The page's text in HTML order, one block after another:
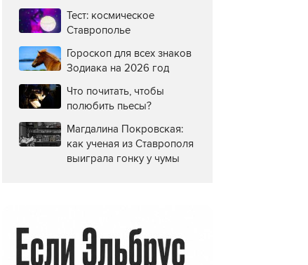
Тест: космическое
Ставрополье
Гороскоп для всех знаков
Зодиака на 2026 год
Что почитать, чтобы
полюбить пьесы?
Магдалина Покровская:
как ученая из Ставрополя
выиграла гонку у чумы